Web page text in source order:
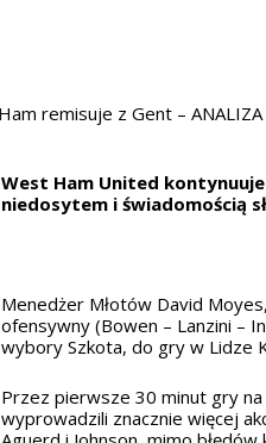
West Ham United
niedosytem i świadomością
Menedżer Młotów David
ofensywny (Bowen – Lanzini –
wybory Szkota, do gry w Lidze
Przez pierwsze 30 minut gry na
wyprowadzili znacznie więcej